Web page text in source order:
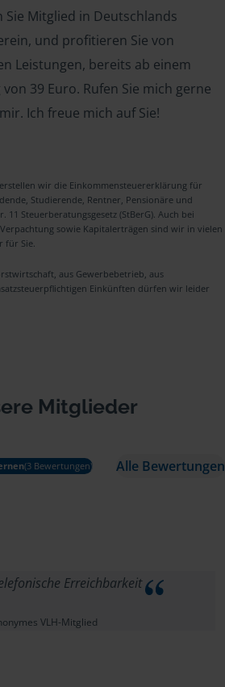
Mitglied in Deutschlands
und profitieren Sie von
Leistungen, bereits ab einem
39 Euro. Rufen Sie mich gerne
Ich freue mich auf Sie!
wir die Einkommensteuererklärung für
Studierende, Rentner, Pensionäre und
11 Steuerberatungsgesetz (StBerG). Auch bei
sowie Kapitalerträgen sind wir in vielen
für Sie.
aus Gewerbebetrieb, aus
Einkünften dürfen wir leider
Mitglieder
(3 Bewertungen) Alle Bewertungen
Erreichbarkeit
VLH-Mitglied